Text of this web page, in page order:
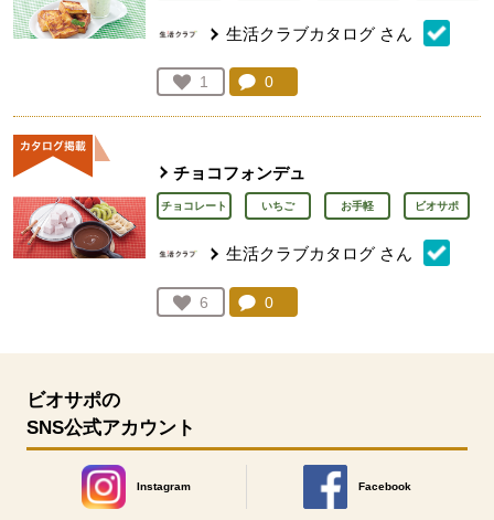
生活クラブカタログ さん
お気に入り登録：
1
人が登録
コメント：
0
チョコフォンデュ
チョコレート いちご お手軽 ビオサポ
生活クラブカタログ さん
お気に入り登録：
6
人が登録
コメント：
0
ビオサポの
SNS公式アカウント
Instagram
別のウィンドウで開きます。
Facebook
別のウィンドウで開きます